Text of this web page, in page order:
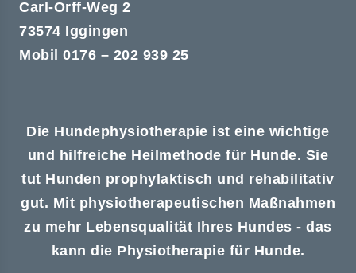
Carl-Orff-Weg 2
73574 Iggingen
Mobil 0176 – 202 939 25
Die Hundephysiotherapie ist eine wichtige
und hilfreiche Heilmethode für Hunde. Sie
tut Hunden prophylaktisch und rehabilitativ
gut. Mit physiotherapeutischen Maßnahmen
zu mehr Lebensqualität Ihres Hundes - das
kann die Physiotherapie für Hunde.